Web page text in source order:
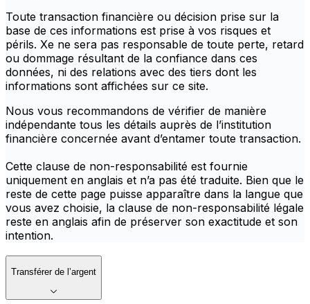
Toute transaction financière ou décision prise sur la
base de ces informations est prise à vos risques et
périls. Xe ne sera pas responsable de toute perte, retard
ou dommage résultant de la confiance dans ces
données, ni des relations avec des tiers dont les
informations sont affichées sur ce site.
Nous vous recommandons de vérifier de manière
indépendante tous les détails auprès de l’institution
financière concernée avant d’entamer toute transaction.
Cette clause de non-responsabilité est fournie
uniquement en anglais et n’a pas été traduite. Bien que le
reste de cette page puisse apparaître dans la langue que
vous avez choisie, la clause de non-responsabilité légale
reste en anglais afin de préserver son exactitude et son
intention.
Transférer de l’argent